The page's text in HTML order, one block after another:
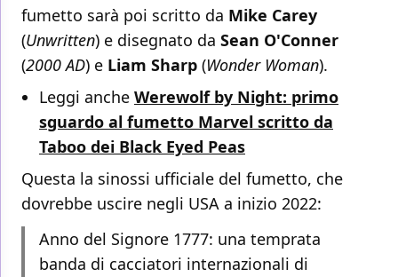
fumetto sarà poi scritto da Mike Carey
(Unwritten) e disegnato da Sean O'Conner
(2000 AD) e Liam Sharp (Wonder Woman).
Leggi anche Werewolf by Night: primo
sguardo al fumetto Marvel scritto da
Taboo dei Black Eyed Peas
Questa la sinossi ufficiale del fumetto, che
dovrebbe uscire negli USA a inizio 2022:
Anno del Signore 1777: una temprata
banda di cacciatori internazionali di